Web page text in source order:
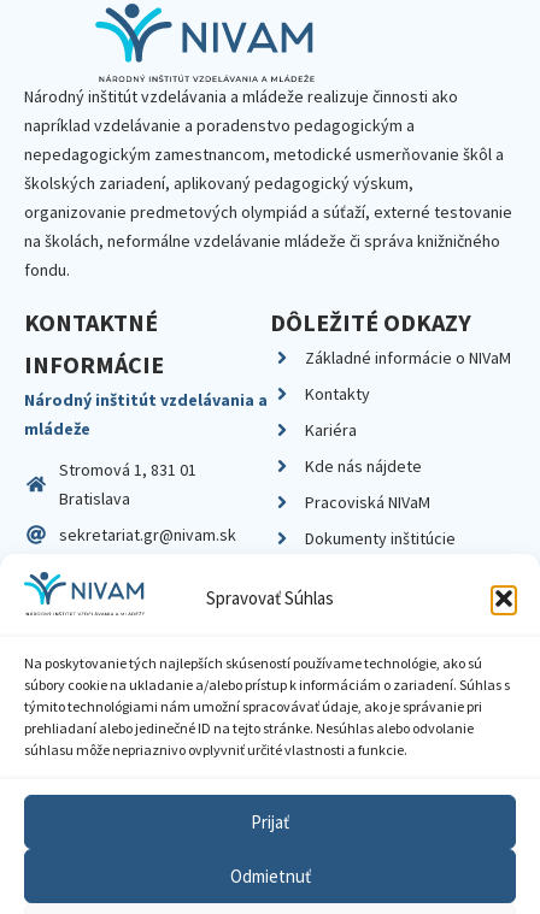
Spravovať Súhlas
Na poskytovanie tých najlepších skúseností používame technológie, ako sú
súbory cookie na ukladanie a/alebo prístup k informáciám o zariadení. Súhlas s
týmito technológiami nám umožní spracovávať údaje, ako je správanie pri
prehliadaní alebo jedinečné ID na tejto stránke. Nesúhlas alebo odvolanie
súhlasu môže nepriaznivo ovplyvniť určité vlastnosti a funkcie.
Prijať
Odmietnuť
Národný inštitút vzdelávania a mládeže realizuje činnosti ako
napríklad vzdelávanie a poradenstvo pedagogickým a
nepedagogickým zamestnancom, metodické usmerňovanie škôl a
školských zariadení, aplikovaný pedagogický výskum,
organizovanie predmetových olympiád a súťaží, externé testovanie
na školách, neformálne vzdelávanie mládeže či správa knižničného
fondu.
KONTAKTNÉ
INFORMÁCIE
Národný inštitút vzdelávania a
mládeže
Stromová 1, 831 01
Bratislava
sekretariat.gr@nivam.sk
IČO: 00164348
DIČ: 2020798714
DÔLEŽITÉ ODKAZY
Základné informácie o NIVaM
Kontakty
Kariéra
Kde nás nájdete
Pracoviská NIVaM
Dokumenty inštitúcie
Zásady ochrany súkromia
Sprístupnenie informácií
Nastavenia cookies